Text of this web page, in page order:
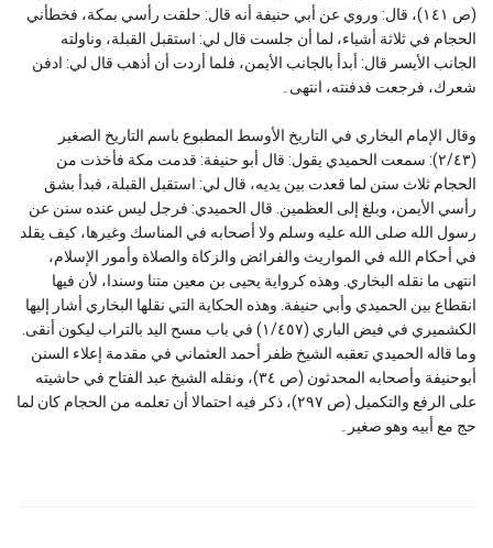
(ص ١٤١)، قال: وروي عن أبي حنيفة أنه قال: حلقت رأسي بمكة، فخطأني
الحجام في ثلاثة أشياء، لما أن جلست قال لي: استقبل القبلة، وناولته
الجانب الأيسر قال: أبدأ بالجانب الأيمن، فلما أردت أن أذهب قال لي: ادفن
شعرك، فرجعت فدفنته، انتهى۔
وقال الإمام البخاري في التاريخ الأوسط المطبوع باسم التاريخ الصغير
(٢/٤٣): سمعت الحميدي يقول: قال أبو حنيفة: قدمت مكة فأخذت من
الحجام ثلاث سنن لما قعدت بين يديه، قال لي: استقبل القبلة، فبدأ بشق
رأسي الأيمن، وبلغ إلى العظمين. قال الحميدي: فرجل ليس عنده سنن عن
رسول الله صلى الله عليه وسلم ولا أصحابه في المناسك وغيرها، كيف يقلد
في أحكام الله في المواريث والفرائض والزكاة والصلاة وأمور الإسلام،
انتهى ما نقله البخاري. وهذه كرواية يحيى بن معين متنا وسندا، لأن فيها
انقطاع بين الحميدي وأبي حنيفة. وهذه الحكاية التي نقلها البخاري أشار إليها
الكشميري في فيض الباري (١/٤٥٧) في باب مسح اليد بالتراب ليكون أنقى.
وما قاله الحميدي تعقبه الشيخ ظفر أحمد العثماني في مقدمة إعلاء السنن
أبوحنيفة وأصحابه المحدثون (ص ٣٤)، ونقله الشيخ عبد الفتاح في حاشيته
على الرفع والتكميل (ص ٢٩٧)، ذكر فيه احتمالا أن تعلمه من الحجام كان لما
حج مع أبيه وهو صغير۔